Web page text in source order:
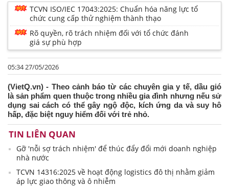
TCVN ISO/IEC 17043:2025: Chuẩn hóa năng lực tổ
chức cung cấp thử nghiệm thành thạo
Rõ quyền, rõ trách nhiệm đối với tổ chức đánh
giá sự phù hợp
05:34 27/05/2026
(VietQ.vn) - Theo cảnh báo từ các chuyên gia y tế, dầu gió
là sản phẩm quen thuộc trong nhiều gia đình nhưng nếu sử
dụng sai cách có thể gây ngộ độc, kích ứng da và suy hô
hấp, đặc biệt nguy hiểm đối với trẻ nhỏ.
TIN LIÊN QUAN
Gỡ 'nỗi sợ trách nhiệm' để thúc đẩy đổi mới doanh nghiệp
nhà nước
TCVN 14316:2025 về hoạt động logistics đô thị nhằm giảm
áp lực giao thông và ô nhiễm